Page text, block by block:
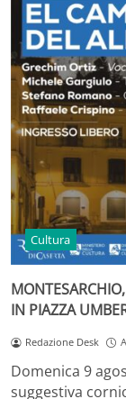
Cultura
IN PIAZZA
Redazione Desk
Domenica 9
suggestiva